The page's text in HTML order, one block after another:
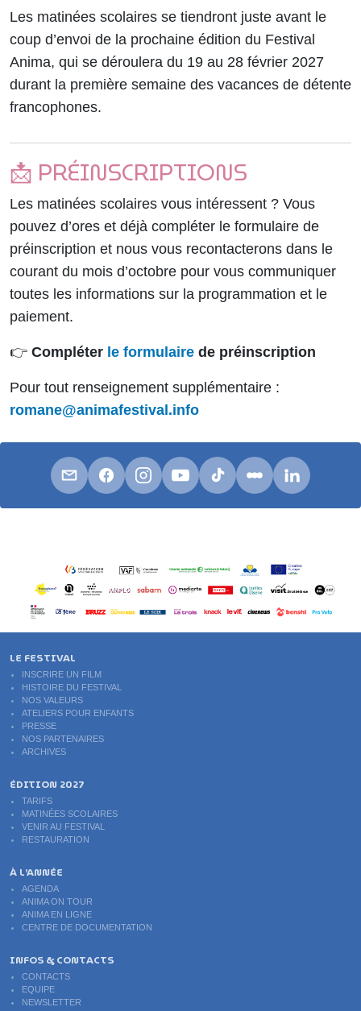
Les matinées scolaires se tiendront juste avant le
coup d’envoi de la prochaine édition du Festival
Anima, qui se déroulera du 19 au 28 février 2027
durant la première semaine des vacances de détente
francophones.
📩 PRÉINSCRIPTIONS
Les matinées scolaires vous intéressent ? Vous
pouvez d’ores et déjà compléter le formulaire de
préinscription et nous vous recontacterons dans le
courant du mois d’octobre pour vous communiquer
toutes les informations sur la programmation et le
paiement.
👉 Compléter le formulaire de préinscription
Pour tout renseignement supplémentaire :
romane@animafestival.info
LE FESTIVAL
INSCRIRE UN FILM
HISTOIRE DU FESTIVAL
NOS VALEURS
ATELIERS POUR ENFANTS
PRESSE
NOS PARTENAIRES
ARCHIVES
ÉDITION 2027
TARIFS
MATINÉES SCOLAIRES
VENIR AU FESTIVAL
RESTAURATION
À L’ANNÉE
AGENDA
ANIMA ON TOUR
ANIMA EN LIGNE
CENTRE DE DOCUMENTATION
INFOS & CONTACTS
CONTACTS
EQUIPE
NEWSLETTER